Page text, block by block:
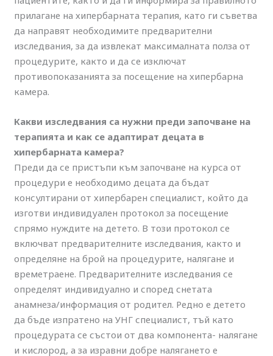
прилагане на хипербарната терапия, като ги съветва
да направят необходимите предварителни
изследвания, за да извлекат максималната полза от
процедурите, както и да се изключат
противопоказанията за посещение на хипербарна
камера.
Какви изследвания са нужни преди започване на
терапията и как се адаптират децата в
хипербарната камера?
Преди да се пристъпи към започване на курса от
процедури е необходимо децата да бъдат
консултирани от хипербарен специалист, който да
изготви индивидуален протокол за посещение
спрямо нуждите на детето. В този протокол се
включват предварителните изследвания, както и
определяне на брой на процедурите, налягане и
времетраене. Предварителните изследвания се
определят индивидуално и според снетата
анамнеза/информация от родител. Редно е детето
да бъде изпратено на УНГ специалист, тъй като
процедурата се състои от два компонента- налягане
и кислород, а за изравни добре налягането е